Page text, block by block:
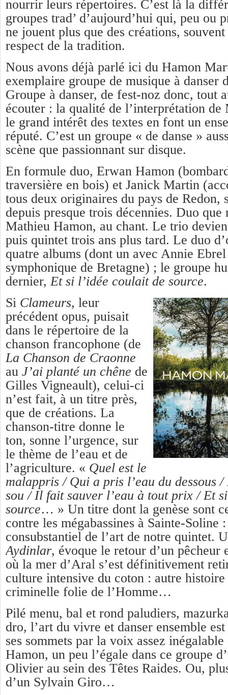
nourrir leurs répertoires. C’est là la
groupes trad’ d’aujourd’hui qui, peu ou
ne jouent plus que des créations,
respect de la tradition.
Nous avons déjà parlé ici du Hamon
exemplaire groupe de musique à danser
Groupe à danser, de fest-noz donc, tout
écouter : la qualité de l’interprétation de
le grand intérêt des textes en font un
réputé. C’est un groupe « de danse »
scène que passionnant sur disque.
En formule duo, Erwan Hamon
traversière en bois) et Janick Martin
tous deux originaires du pays de Redon,
depuis presque trois décennies. Duo
Mathieu Hamon, au chant. Le trio
puis quintet trois ans plus tard. Le duo
quatre albums (dont un avec Annie
symphonique de Bretagne) ; le groupe
dernier, Et si l’idée coulait de source.
Si Clameurs, leur
précédent opus, puisait
dans le répertoire de la
chanson francophone (de
La Chanson de Craonne
au J’ai planté un chêne de
Gilles Vigneault), celui-ci
n’est fait, à un titre près,
que de créations. La
chanson-titre donne le
ton, sonne l’urgence, sur
le thème de l’eau et de
l’agriculture. « Quel est le
malappris / Qui a pris l’eau du dessous /
sou / Il fait sauver l’eau à tout prix / Etsi
source… » Un titre dont la genèse sont
contre les mégabassines à Sainte-Soline
consubstantiel de l’art de notre quintet.
Aydinlar, évoque le retour d’un pêcheur
où la mer d’Aral s’est définitivement
culture intensive du coton : autre histoire
criminelle folie de l’Homme…
Pilé menu, bal et rond paludiers,
dro, l’art du vivre et danser ensemble
ses sommets par la voix assez
Hamon, un peu l’égale dans ce groupe
Olivier au sein des Têtes Raides. Ou,
d’un Sylvain Giro…